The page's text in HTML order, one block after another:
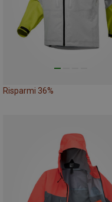
Risparmi 36%